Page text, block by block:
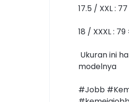
17.5 / XXL :
18 / XXXL :
Ukuran ini
modelnya
#Jobb